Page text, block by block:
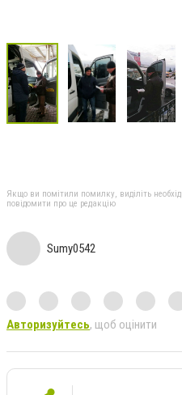
Якщо ви помітили помилку, виділіть
повідомити про це редакцію
Sumy0542
Авторизуйтесь, щоб оцінити